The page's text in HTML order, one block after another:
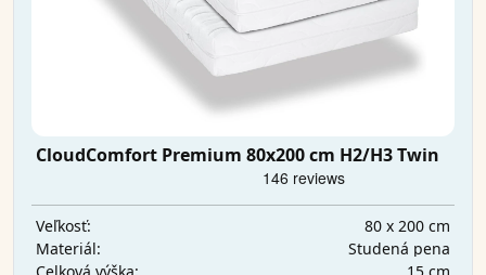
CloudComfort Premium 80x200 cm H2/H3 Twin
Veľkosť:
80 x 200 cm
Materiál:
Studená pena
15 cm